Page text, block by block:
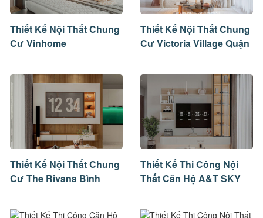
Thiết Kế Nội Thất Chung
Cư Vinhome
Thiết Kế Nội Thất Chung
Cư Victoria Village Quận
Thiết Kế Nội Thất Chung
Cư The Rivana Bình
Thiết Kế Thi Công Nội
Thất Căn Hộ A&T SKY